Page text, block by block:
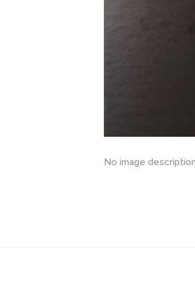
No image description